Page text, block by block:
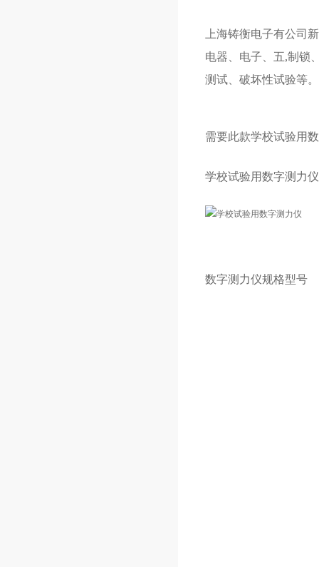
上海铸衡电子有公司
电器、电子、五,制锁
测试、破坏性试验等。
需要此款学校试验用
学校试验用数字测力
数字测力仪规格型号